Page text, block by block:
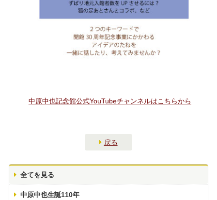
全てを見る
中原中也生誕110年
中原中也記念館公式YouTubeチャンネルはこちらから
戻る